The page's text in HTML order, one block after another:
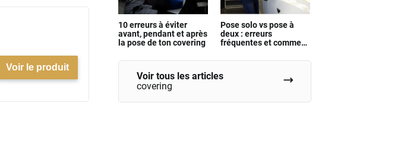
Voir le produit
10 erreurs à éviter
avant, pendant et après
la pose de ton covering
Pose solo vs pose à
deux : erreurs
fréquentes et comment
Voir tous les articles
covering